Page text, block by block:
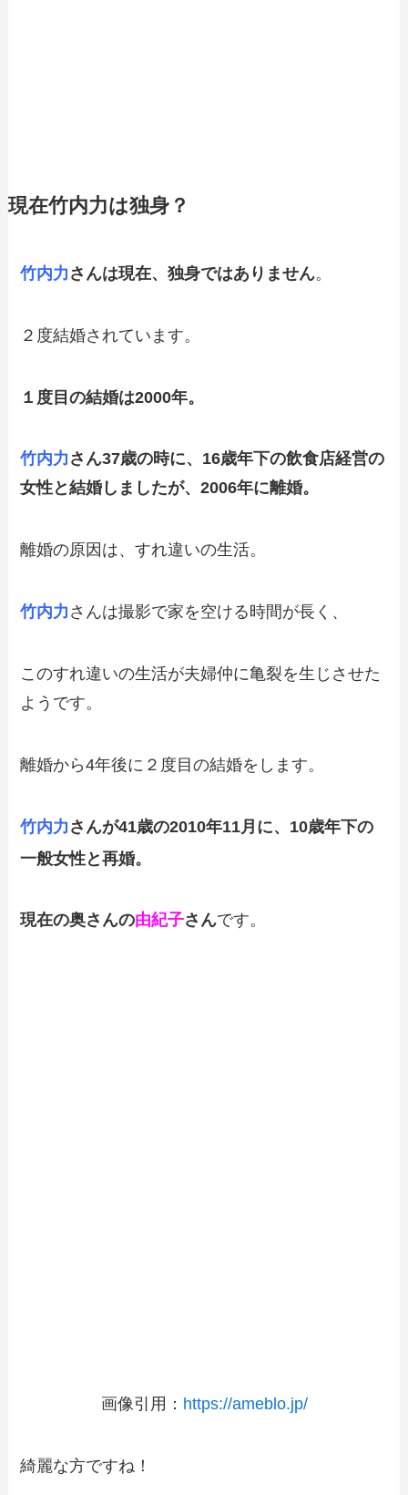
現在竹内力は独身？
竹内力 さんは現在、独身ではありません。
２度結婚されています。
１度目の結婚は2000年。
竹内力 さん37歳の時に、16歳年下の飲食店経営の
女性と結婚しましたが、2006年に離婚。
離婚の原因は、すれ違いの生活。
竹内力 さんは撮影で家を空ける時間が長く、
このすれ違いの生活が夫婦仲に亀裂を生じさせた
ようです。
離婚から4年後に２度目の結婚をします。
竹内力 さんが41歳の2010年11月に、 10歳年下の
一般女性と再婚。
現在の奥さんの由紀子さんです。
画像引用： https://ameblo.jp/
綺麗な方ですね！